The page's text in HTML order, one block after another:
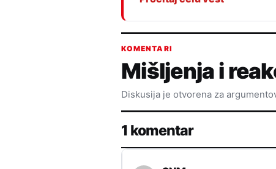
KOMENTARI
Mišljenja i
Diskusija je otvorena za
1 komentar